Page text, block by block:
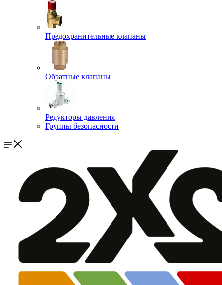
Предохранительные клапаны
Обратные клапаны
Редукторы давления
Группы безопасности